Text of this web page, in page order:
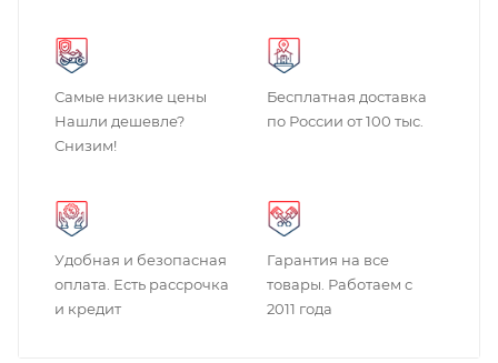
Самые низкие цены
Нашли дешевле?
Снизим!
Бесплатная доставка
по России от 100 тыс.
Удобная и безопасная
оплата. Есть рассрочка
и кредит
Гарантия на все
товары. Работаем с
2011 года